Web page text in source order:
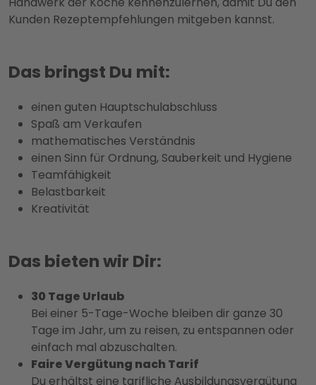
Kunden Rezeptempfehlungen mitgeben kannst.
Das bringst Du mit:
einen guten Hauptschulabschluss
Spaß am Verkaufen
mathematisches Verständnis
einen Sinn für Ordnung, Sauberkeit und Hygiene
Teamfähigkeit
Belastbarkeit
Kreativität
Das bieten wir Dir:
30 Tage Urlaub
Bei einer 5-Tage-Woche bleiben dir ganze 30
Tage im Jahr, um zu reisen, zu entspannen oder
einfach mal abzuschalten.
Faire Vergütung nach Tarif
Du erhältst eine tarifliche Ausbildungsvergütung